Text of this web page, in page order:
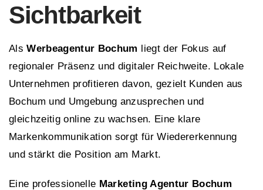
Sichtbarkeit
AlsWerbeagentur Bochum liegt der Fokus auf
regionaler Präsenz und digitaler Reichweite. Lokale
Unternehmen profitieren davon, gezielt Kunden aus
Bochum und Umgebung anzusprechen und
gleichzeitig online zu wachsen. Eine klare
Markenkommunikation sorgt für Wiedererkennung
und stärkt die Position am Markt.
Eine professionelle Marketing Agentur Bochum